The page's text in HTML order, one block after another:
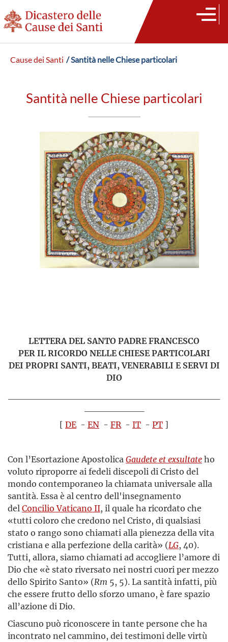
Cause dei Santi / Santità nelle Chiese particolari
Santità nelle Chiese particolari
LETTERA DEL SANTO PADRE FRANCESCO
PER IL RICORDO NELLE CHIESE PARTICOLARI
DEI PROPRI SANTI, BEATI, VENERABILI E SERVI DI
DIO
[ DE - EN - FR- IT - PT ]
Con l’Esortazione ApostolicaGaudete et exsultateho
voluto riproporre ai fedeli discepoli di Cristo del
mondo contemporaneo la chiamata universale alla
santità. Essa è al centro dell'insegnamento
delConcilio Vaticano II, il quale ha ricordato che
«tutti coloro che credono nel Cristo, di qualsiasi
stato o rango sono chiamati alla pienezza della vita
cristiana e alla perfezione della carità» (LG, 40).
Tutti, allora, siamo chiamati ad accogliere l’amore di
Dio che «è stato riversato nei nostri cuori per mezzo
dello Spirito Santo» (Rm 5, 5). La santità infatti, più
che essere frutto dello sforzo umano, è fare spazio
all’azione di Dio.
Ciascuno può riconoscere in tante persone che ha
incontrato nel cammino, dei testimoni delle virtù